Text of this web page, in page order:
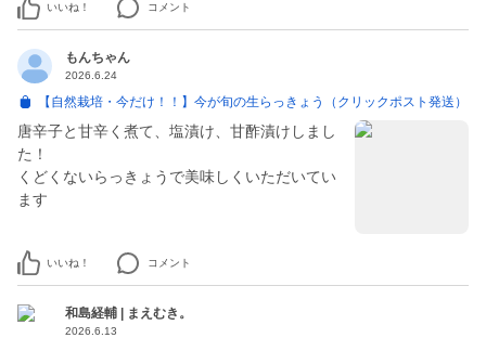
いいね！ コメント
もんちゃん
2026.6.24
【自然栽培・今だけ！！】今が旬の生らっきょう（クリックポスト発送）
唐辛子と甘辛く煮て、塩漬け、甘酢漬けしまし
た！
くどくないらっきょうで美味しくいただいてい
ます
いいね！ コメント
和島経輔 | まえむき。
2026.6.13